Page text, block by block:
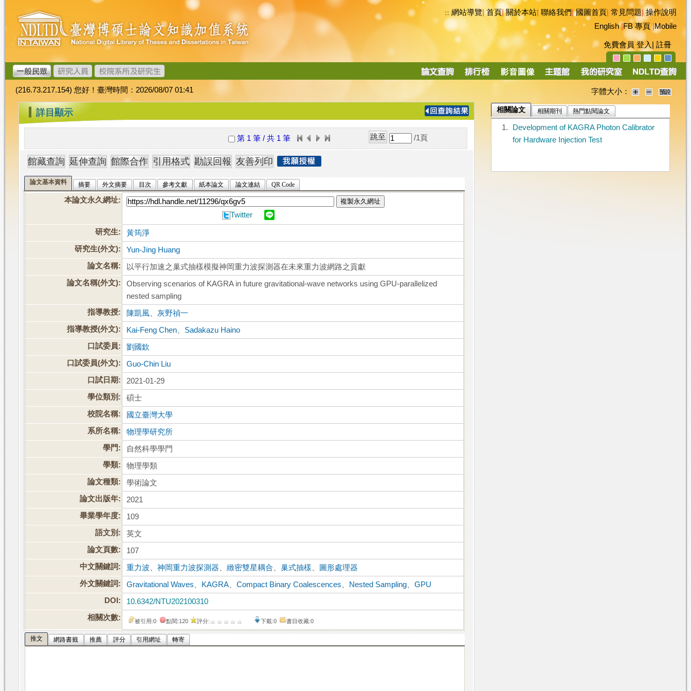
跳
到
主
要
內
容
臺
灣
博
碩
士
論
文
加
值
系
統
::: 網站導覽|首頁|關於本站 聯絡我們|國圖首頁 常見問題|操作說明
English|FB 專頁|Mobile
免費會員 登入 註冊
導
(216.73.217.154) 您好！臺灣時間：2026/08/07 01:41 字體大小：
::: 詳目顯示
第 1 筆 / 共 1 筆 /1 頁
論文基本資料 摘要 外文摘要 目次 參考文獻 紙本論文 論文連結 QR Code
本論文永久網址: 複製永久網址
Twitter
研究生:
黃筠淨
研究生(外文):
Yun-Jing Huang
論文名稱:
以平行加速之巢式抽樣模擬神岡重力波探測器在未來重力波網路之貢獻
論文名稱(外文):
Observing scenarios of KAGRA in future gravitational-wave networks using GPU-parallelized
nested sampling
指導教授:
陳凱風
灰野禎一
指導教授(外文):
Kai-Feng Chen
Sadakazu Haino
口試委員:
劉國欽
口試委員(外文):
Guo-Chin Liu
口試日期:
2021-01-29
學位類別:
碩士
校院名稱:
國立臺灣大學
系所名稱:
物理學研究所
學門:
自然科學學門
學類:
物理學類
論文種類:
學術論文
論文出版年:
2021
畢業學年度:
109
語文別:
英文
論文頁數:
107
中文關鍵詞:
重力波 、神岡重力波探測器 、緻密雙星耦合 、巢式抽樣
圖形處理器
外文關鍵詞:
Gravitational Waves KAGRA 、Compact Binary Coalescences Nested Sampling 、GPU
DOI:
10.6342/NTU202100310
相關次數:
被引用:0 點閱:120 評分: 下載:0 書目收藏:0
推文 網路書籤 推薦 評分 引用網址 轉寄
相關論文 相關期刊 熱門點閱論文
1.
Development of KAGRA Photon Calibrator
for Hardware Injection Test